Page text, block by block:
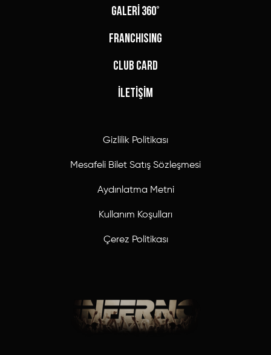
GALERİ 360°
FRANCHISING
CLUB CARD
İLETİŞİM
Gizlilik Politikası
Mesafeli Bilet Satış Sözleşmesi
Aydınlatma Metni
Kullanım Koşulları
Çerez Politikası